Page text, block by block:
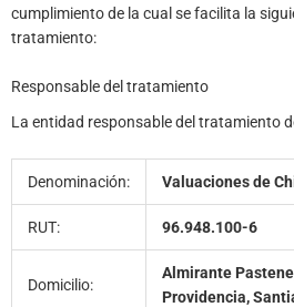
cumplimiento de la cual se facilita la
tratamiento:
Responsable del tratamiento
La entidad responsable del tratamiento
Denominación: Valuaciones de
RUT: 96.948.100-6
Domicilio:
Almirante
Providencia,